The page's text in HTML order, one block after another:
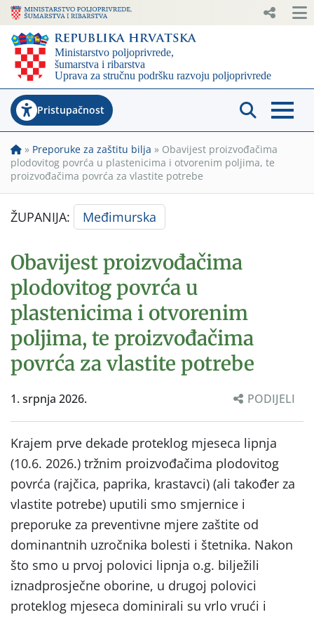
Pristupačnost
» Preporuke za zaštitu bilja » Obavijest proizvođačima
plodovitog povrća u plastenicima i otvorenim poljima, te
proizvođačima povrća za vlastite potrebe
ŽUPANIJA: Međimurska
Obavijest proizvođačima
plodovitog povrća u
plastenicima i otvorenim
poljima, te proizvođačima
povrća za vlastite potrebe
1. srpnja 2026. PODIJELI
Krajem prve dekade proteklog mjeseca lipnja
(10.6. 2026.) tržnim proizvođačima plodovitog
povrća (rajčica, paprika, krastavci) (ali također za
vlastite potrebe) uputili smo smjernice i
preporuke za preventivne mjere zaštite od
dominantnih uzročnika bolesti i štetnika. Nakon
što smo u prvoj polovici lipnja o.g. bilježili
iznadprosječne oborine, u drugoj polovici
proteklog mjeseca dominirali su vrlo vrući i